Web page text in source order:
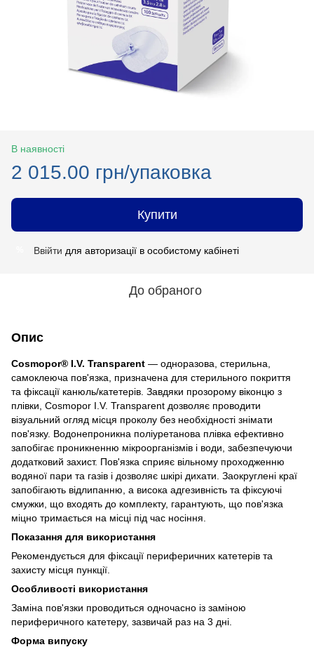
В наявності
2 015.00 грн/упаковка
Купити
Ввійти для авторизації в особистому кабінеті
До обраного
Опис
Cosmopor® I.V. Transparent — одноразова, стерильна,
самоклеюча пов'язка, призначена для стерильного покриття
та фіксації канюль/катетерів. Завдяки прозорому віконцю з
плівки, Cosmopor I.V. Transparent дозволяє проводити
візуальний огляд місця проколу без необхідності знімати
пов'язку. Водонепроникна поліуретанова плівка ефективно
запобігає проникненню мікроорганізмів і води, забезпечуючи
додатковий захист. Пов'язка сприяє вільному проходженню
водяної пари та газів і дозволяє шкірі дихати. Заокруглені краї
запобігають відлипанню, а висока адгезивність та фіксуючі
смужки, що входять до комплекту, гарантують, що пов'язка
міцно тримається на місці під час носіння.
Показання для використання
Рекомендується для фіксації периферичних катетерів та
захисту місця пункції.
Особливості використання
Заміна пов'язки проводиться одночасно із заміною
периферичного катетеру, зазвичай раз на 3 дні.
Форма випуску